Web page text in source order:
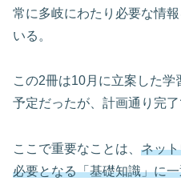
常に多岐にわたり必要な情
いる。
この2冊は10月に立案した
予定だったが、計画通り完了
ここで重要なことは、 ネッ
必要となる「基礎知識」に